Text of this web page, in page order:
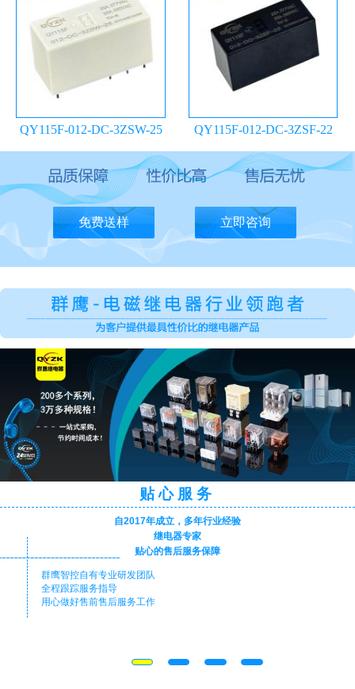
QY115F-012-DC-3ZSW-25
继电器
QY115F-012-DC-3ZSF-22
继电器
免费送样 立即咨询
贴心服务
自2017年成立，多年行业经验
继电器专家
贴心的售后服务保障
群鹰智控自有专业研发团队
全程跟踪服务指导
用心做好售前售后服务工作